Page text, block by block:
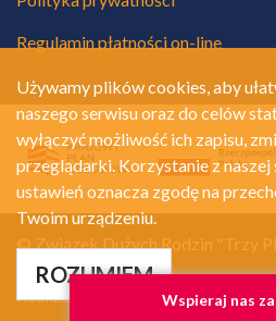
Regulamin płatności on-line
© Związek Dużych Rodzin "Trzy
Polityka prywatności
Realizacja:
Używamy plików cookies, aby
naszego serwisu oraz do celów
wyłączyć możliwość ich zapisu,
przeglądarki. Korzystanie z
ustawień oznacza zgodę na
Twoim urządzeniu.
ROZUMIEM
Wspieraj nas